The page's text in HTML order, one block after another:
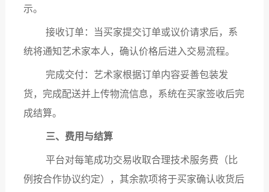
示。
接收订单：当买家提交订单或议价请求后，系
统将通知艺术家本人，确认价格后进入交易流程。
完成交付：艺术家根据订单内容妥善包装发
货，完成配送并上传物流信息，系统在买家签收后完
成结算。
三、费用与结算
平台对每笔成功交易收取合理技术服务费（比
例按合作协议约定），其余款项将于买家确认收货后